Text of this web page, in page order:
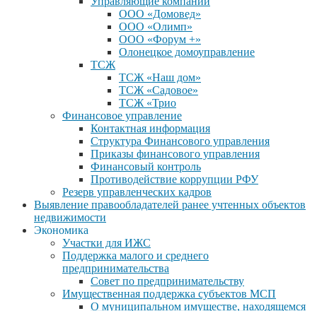
ООО «Домовед»
ООО «Олимп»
ООО «Форум +»
Олонецкое домоуправление
ТСЖ
ТСЖ «Наш дом»
ТСЖ «Садовое»
ТСЖ «Трио
Финансовое управление
Контактная информация
Структура Финансового управления
Приказы финансового управления
Финансовый контроль
Противодействие коррупции РФУ
Резерв управленческих кадров
Выявление правообладателей ранее учтенных объектов
недвижимости
Экономика
Участки для ИЖС
Поддержка малого и среднего
предпринимательства
Совет по предпринимательству
Имущественная поддержка субъектов МСП
О муниципальном имуществе, находящемся